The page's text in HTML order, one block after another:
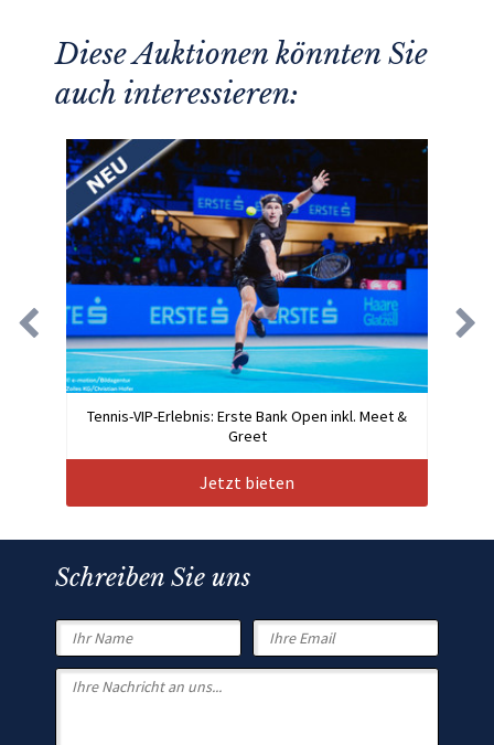
Diese Auktionen könnten Sie
auch interessieren:
Tennis-VIP-Erlebnis: Erste Bank Open inkl. Meet &
Greet
Jetzt bieten
Schreiben Sie uns